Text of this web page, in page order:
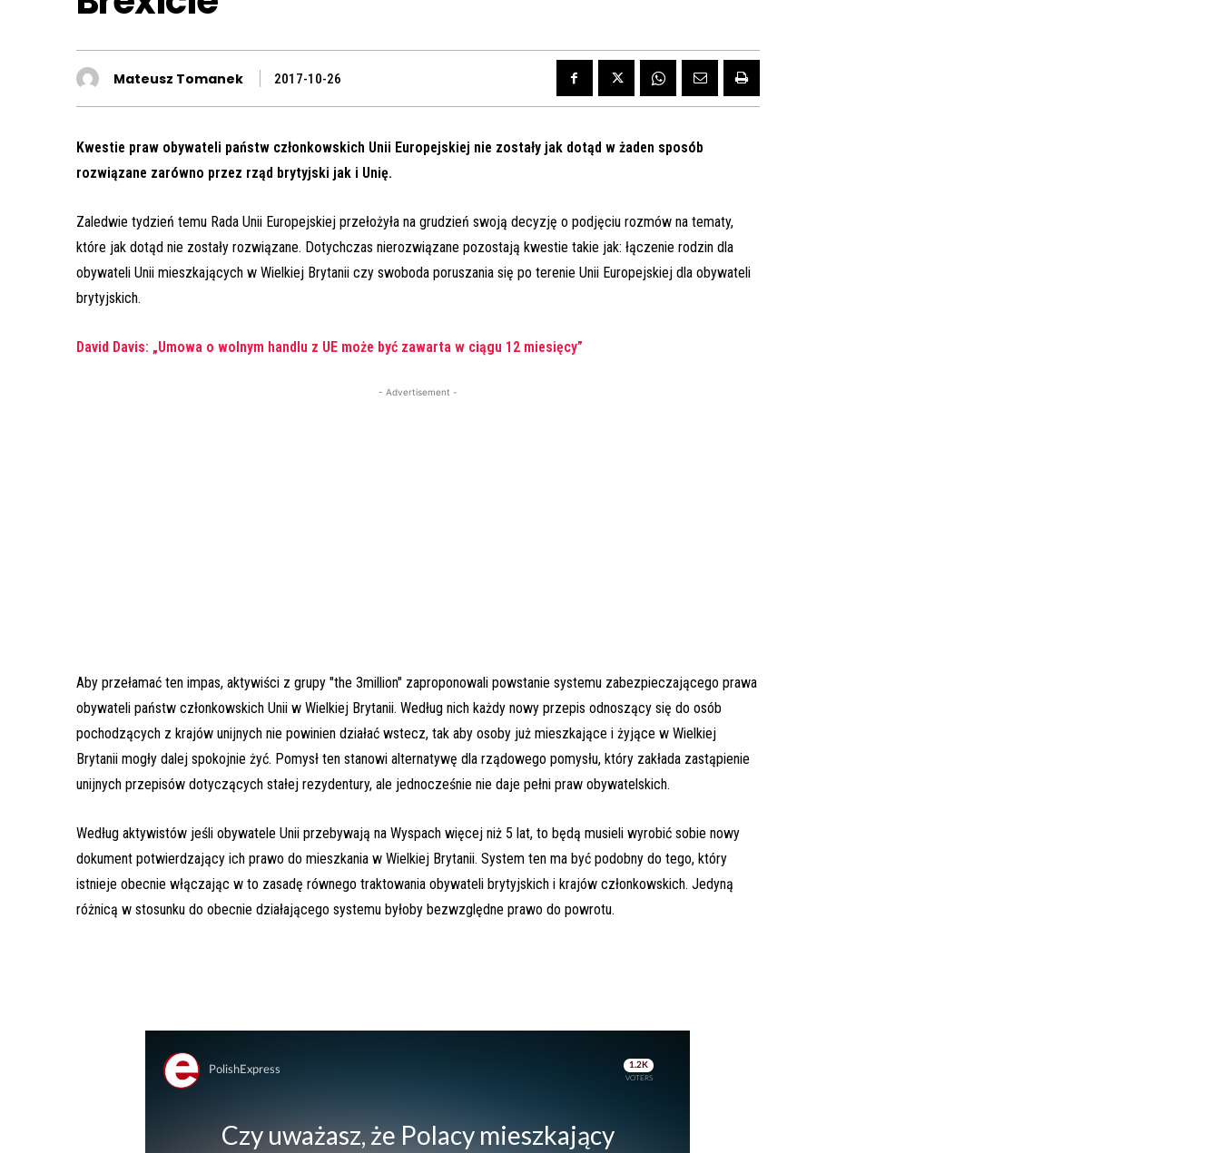
Mateusz Tomanek 2017-10-26
Kwestie praw obywateli państw członkowskich Unii Europejskiej nie zostały jak dotąd w żaden sposób
rozwiązane zarówno przez rząd brytyjski jak i Unię.
Zaledwie tydzień temu Rada Unii Europejskiej przełożyła na grudzień swoją decyzję o podjęciu rozmów na tematy,
które jak dotąd nie zostały rozwiązane. Dotychczas nierozwiązane pozostają kwestie takie jak: łączenie rodzin dla
obywateli Unii mieszkających w Wielkiej Brytanii czy swoboda poruszania się po terenie Unii Europejskiej dla obywateli
brytyjskich.
David Davis: „Umowa o wolnym handlu z UE może być zawarta w ciągu 12 miesięcy”
- Advertisement -
Aby przełamać ten impas, aktywiści z grupy "the 3million" zaproponowali powstanie systemu zabezpieczającego prawa
obywateli państw członkowskich Unii w Wielkiej Brytanii. Według nich każdy nowy przepis odnoszący się do osób
pochodzących z krajów unijnych nie powinien działać wstecz, tak aby osoby już mieszkające i żyjące w Wielkiej
Brytanii mogły dalej spokojnie żyć. Pomysł ten stanowi alternatywę dla rządowego pomysłu, który zakłada zastąpienie
unijnych przepisów dotyczących stałej rezydentury, ale jednocześnie nie daje pełni praw obywatelskich.
Według aktywistów jeśli obywatele Unii przebywają na Wyspach więcej niż 5 lat, to będą musieli wyrobić sobie nowy
dokument potwierdzający ich prawo do mieszkania w Wielkiej Brytanii. System ten ma być podobny do tego, który
istnieje obecnie włączając w to zasadę równego traktowania obywateli brytyjskich i krajów członkowskich. Jedyną
różnicą w stosunku do obecnie działającego systemu byłoby bezwzględne prawo do powrotu.